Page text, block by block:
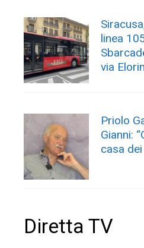
linea
via
Priolo
Gianni:
casa
Diretta TV